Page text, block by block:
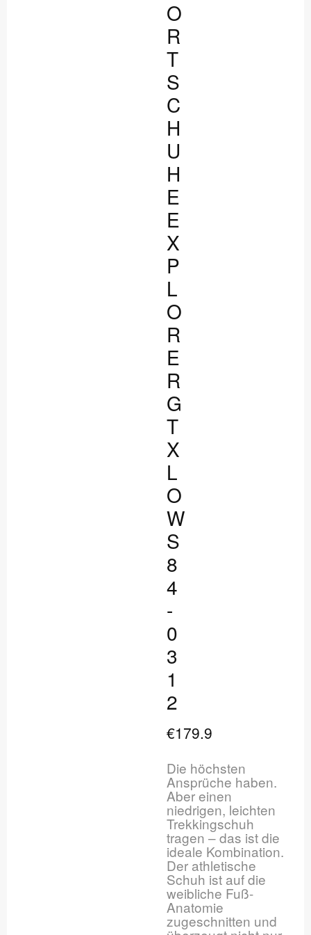
O
R
T
S
C
H
U
H
E
E
X
P
L
O
R
E
R
G
T
X
L
O
W
S
8
4
-
0
3
1
2
€179.9
Die höchsten
Ansprüche haben.
Aber einen
niedrigen, leichten
Trekkingschuh
tragen – das ist die
ideale Kombination.
Der athletische
Schuh ist auf die
weibliche Fuß-
Anatomie
zugeschnitten und